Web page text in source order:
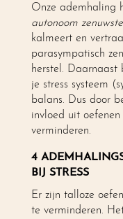
Onze ademhaling
autonoom
kalmeert en
parasympatisch
herstel. Daarnaast
je stress systeem
balans. Dus door
invloed uit
verminderen.
4
BIJ STRESS
Er zijn talloze
te verminderen.